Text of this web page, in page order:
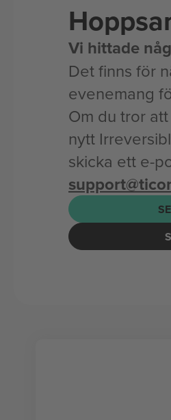
Vi hittade
Det finns för
evenemang
Om du tror
nytt
skicka ett e-